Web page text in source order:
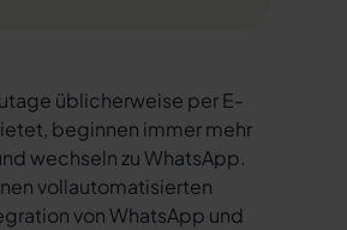
üblicherweise per E-
beginnen immer mehr
wechseln zu WhatsApp.
vollautomatisierten
von WhatsApp und